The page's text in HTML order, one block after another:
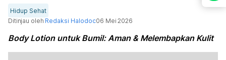
Hidup Sehat
Ditinjau oleh Redaksi Halodoc06 Mei 2026
Body Lotion untuk Bumil: Aman & Melembapkan Kulit